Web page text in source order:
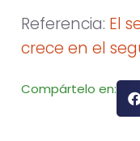
Referencia: El
crece en el
Compártelo en: